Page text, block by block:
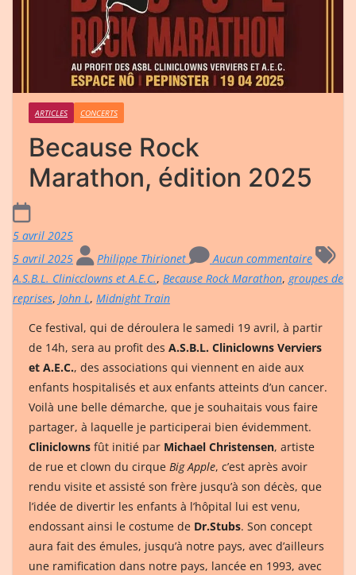
ARTICLES CONCERTS
Because Rock
Marathon, édition 2025
5 avril 2025
5 avril 2025
Philippe Thirionet
Aucun commentaire
A.S.B.L. Clinicclowns et A.E.C., Because Rock Marathon, groupes de
reprises, John L, Midnight Train
Ce festival, qui de déroulera le samedi 19 avril, à partir
de 14h, sera au profit des A.S.B.L. Cliniclowns Verviers
et A.E.C., des associations qui viennent en aide aux
enfants hospitalisés et aux enfants atteints d’un cancer.
Voilà une belle démarche, que je souhaitais vous faire
partager, à laquelle je participerai bien évidemment.
Cliniclowns fût initié par Michael Christensen, artiste
de rue et clown du cirque Big Apple, c’est après avoir
rendu visite et assisté son frère jusqu’à son décès, que
l’idée de divertir les enfants à l’hôpital lui est venu,
endossant ainsi le costume de Dr.Stubs. Son concept
aura fait des émules, jusqu’à notre pays, avec d’ailleurs
une ramification dans notre pays, lancée en 1993, avec